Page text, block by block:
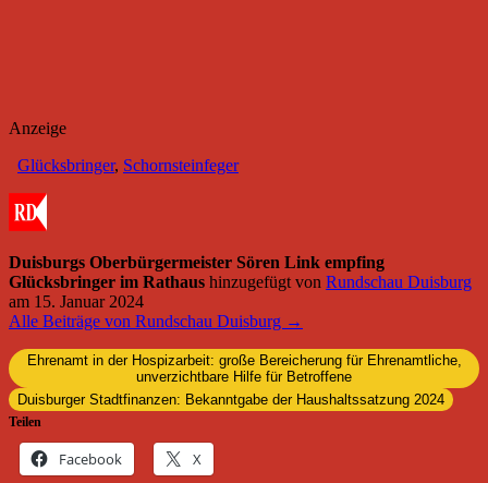
Anzeige
Glücksbringer, Schornsteinfeger
Duisburgs Oberbürgermeister Sören Link empfing
Glücksbringer im Rathaus hinzugefügt von Rundschau Duisburg
am 15. Januar 2024
Alle Beiträge von Rundschau Duisburg →
Ehrenamt in der Hospizarbeit: große Bereicherung für Ehrenamtliche,
unverzichtbare Hilfe für Betroffene
Duisburger Stadtfinanzen: Bekanntgabe der Haushaltssatzung 2024
Teilen
Facebook X